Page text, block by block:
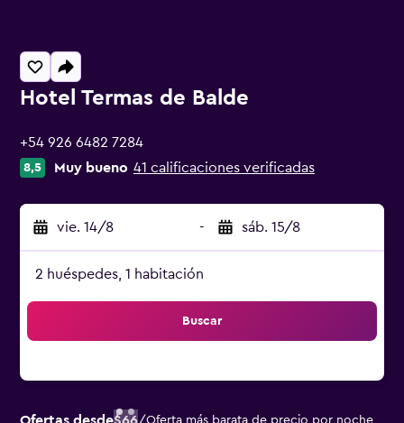
Hotel Termas de Balde
+54 926 6482 7284
8,5 Muy bueno 41 calificaciones verificadas
vie. 14/8 - sáb. 15/8
2 huéspedes, 1 habitación
Buscar
/Oferta más barata de precio por noche